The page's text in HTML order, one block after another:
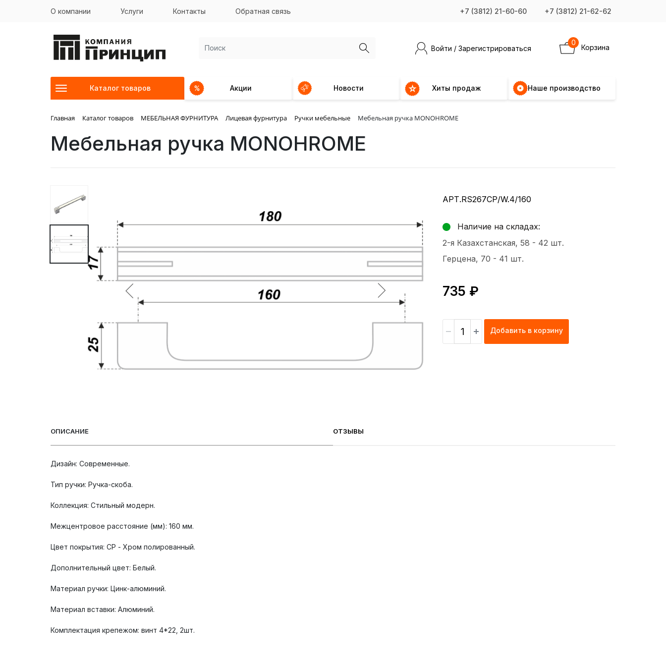
О компании Услуги Контакты Обратная связь +7 (3812) 21-60-60 +7 (3812) 21-62-62
Войти / Зарегистрироваться Корзина
0
Каталог товаров Акции Новости Хиты продаж Наше производство
Главная Каталог товаров МЕБЕЛЬНАЯ ФУРНИТУРА Лицевая фурнитура Ручки мебельные Мебельная ручка MONOHROME
Мебельная ручка MONOHROME
АРТ.RS267CP/W.4/160
Наличие на складах:
2-я Казахстанская, 58 - 42 шт.
Герцена, 70 - 41 шт.
735 ₽
Добавить в корзину
ОПИСАНИЕ ОТЗЫВЫ
Дизайн: Современные.
Тип ручки: Ручка-скоба.
Коллекция: Стильный модерн.
Межцентровое расстояние (мм): 160 мм.
Цвет покрытия: CP - Хром полированный.
Дополнительный цвет: Белый.
Материал ручки: Цинк-алюминий.
Материал вставки: Алюминий.
Комплектация крепежом: винт 4*22, 2шт.